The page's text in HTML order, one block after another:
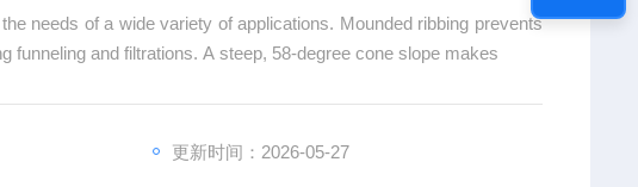
needs of a wide variety of applications. Mounded ribbing prevents
funneling and filtrations. A steep, 58-degree cone slope makes
更新时间：2026-05-27